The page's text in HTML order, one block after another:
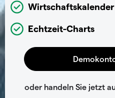
Wirtschaftskalender
Echtzeit-Charts